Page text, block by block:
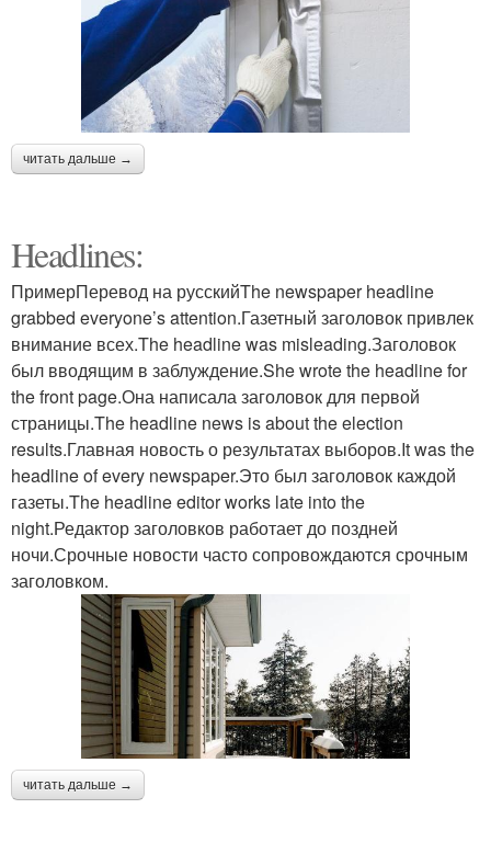
читать дальше →
Headlines:
ПримерПеревод на русскийThe newspaper headline
grabbed everyone’s attention.Газетный заголовок привлек
внимание всех.The headline was misleading.Заголовок
был вводящим в заблуждение.She wrote the headline for
the front page.Она написала заголовок для первой
страницы.The headline news is about the election
results.Главная новость о результатах выборов.It was the
headline of every newspaper.Это был заголовок каждой
газеты.The headline editor works late into the
night.Редактор заголовков работает до поздней
ночи.Срочные новости часто сопровождаются срочным
заголовком.
читать дальше →